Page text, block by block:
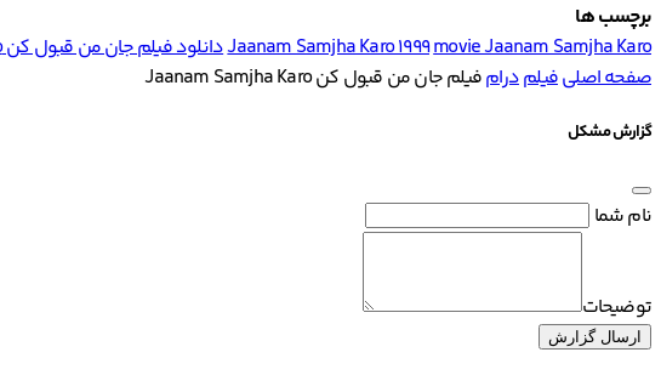
برچسب ها
Jaanam Samjha Karo 1999movie Jaanam Samjha Karo دانلود فیلم جان من قبول کن Jaanam Samjha Karo
صفحه اصلیفیلمدرامفیلم جان من قبول کن Jaanam Samjha Karo
گزارش مشکل
نام شما
توضیحات
ارسال گزارش